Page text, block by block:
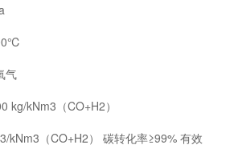
气
kg/kNm3（CO+H2）
kNm3（CO+H2） 碳转化率≥99% 有效